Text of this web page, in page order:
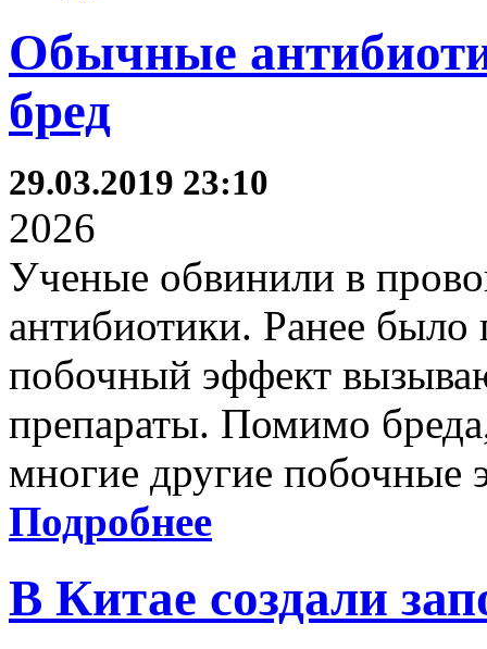
Обычные
бред
29.03.2019 23:10
2026
Ученые обвинили в
антибиотики. Ранее было
побочный эффект
препараты. Помимо
многие другие побочные
Подробнее
В Китае создали